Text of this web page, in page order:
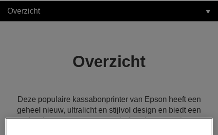
Overzicht
Overzicht
Deze populaire kassabonprinter van Epson heeft een
geheel nieuw, ultralicht en stijlvol design en biedt een
reeks nieuwe en geavanceerde functies, evenals een